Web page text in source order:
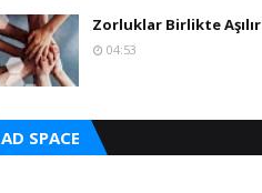
Zorluklar Birlikte Aşılır
04:53
AD SPACE